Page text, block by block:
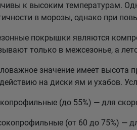
к высоким температурам.
в морозы, однако при
покрышки являются
только в межсезонье, а
значение имеет высота
на диски ям и ухабов.
(до 55%) — для
(от 60 до 75%) —